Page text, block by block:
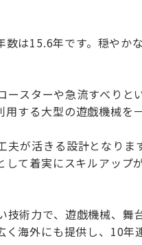
は15.6年です。穏やか
ースターや急流すべり
する大型の遊戯機械
夫が活きる設計となり
して着実にスキルアップ
術力で、遊戯機械、
海外にも提供し、10年